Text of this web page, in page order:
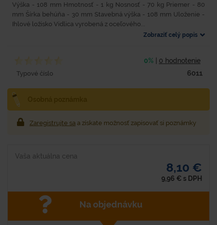
Výška - 108 mm Hmotnosť - 1 kg Nosnosť - 70 kg Priemer - 80
mm Šírka behúňa - 30 mm Stavebná výška - 108 mm Uloženie -
Ihlové ložisko Vidlica vyrobená z oceľového...
Zobraziť celý popis
0% 0 hodnotenie
Typové číslo 6011
Zaregistrujte sa a získate možnosť zapisovať si poznámky
Vaša aktuálna cena
8,10 €
9,96 € s DPH
Na objednávku